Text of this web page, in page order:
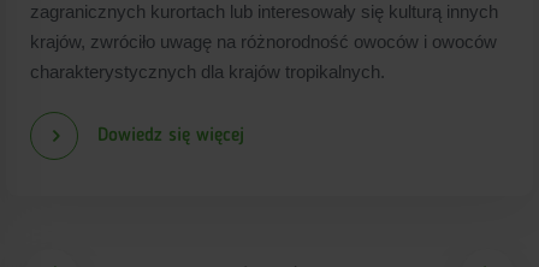
zagranicznych kurortach lub interesowały się kulturą innych
krajów, zwróciło uwagę na różnorodność owoców i owoców
charakterystycznych dla krajów tropikalnych.
Dowiedz się więcej